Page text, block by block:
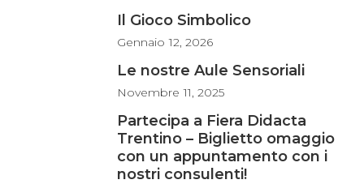
Il Gioco Simbolico
Gennaio 12, 2026
Le nostre Aule Sensoriali
Novembre 11, 2025
Partecipa a Fiera Didacta
Trentino – Biglietto omaggio
con un appuntamento con i
nostri consulenti!